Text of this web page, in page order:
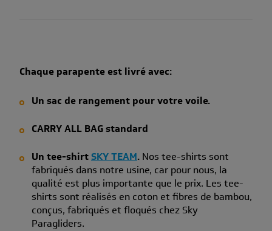
Chaque parapente est livré avec:
Un sac de rangement pour votre voile.
CARRY ALL BAG standard
Un tee-shirtSKY TEAM.Nos tee-shirts sont
fabriqués dans notre usine, car pour nous, la
qualité est plus importante que le prix. Les tee-
shirts sont réalisés en coton et fibres de bambou,
conçus, fabriqués et floqués chez Sky
Paragliders.